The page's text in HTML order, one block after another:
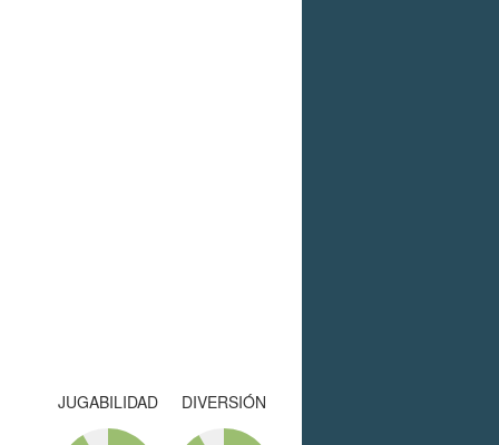
DIVERSIÓN
JUGABILIDAD